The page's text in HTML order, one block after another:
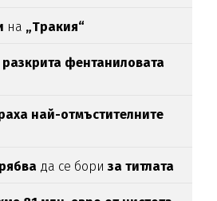
на „Тракия“
разкрита фентаниловата
най-отмъстителните
да се бориза титлата